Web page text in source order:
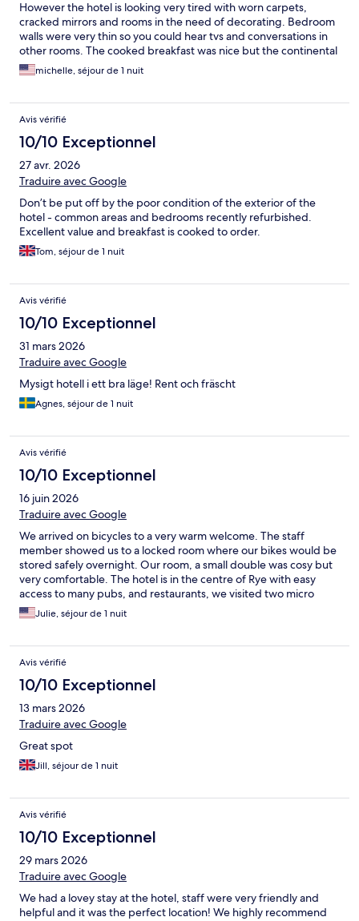
However the hotel is looking very tired with worn carpets,
cracked mirrors and rooms in the need of decorating. Bedroom
walls were very thin so you could hear tvs and conversations in
other rooms. The cooked breakfast was nice but the continental
breakfast was very basic. Overall our stay was comfortable but
the room was vey overpriced
michelle, séjour de 1 nuit
Avis vérifié
10/10 Exceptionnel
27 avr. 2026
Traduire avec Google
Don’t be put off by the poor condition of the exterior of the
hotel - common areas and bedrooms recently refurbished.
Excellent value and breakfast is cooked to order.
Tom, séjour de 1 nuit
Avis vérifié
10/10 Exceptionnel
31 mars 2026
Traduire avec Google
Mysigt hotell i ett bra läge! Rent och fräscht
Agnes, séjour de 1 nuit
Avis vérifié
10/10 Exceptionnel
16 juin 2026
Traduire avec Google
We arrived on bicycles to a very warm welcome. The staff
member showed us to a locked room where our bikes would be
stored safely overnight. Our room, a small double was cosy but
very comfortable. The hotel is in the centre of Rye with easy
access to many pubs, and restaurants, we visited two micro
brewery pubs - Waterworks, and Garage Culture Brewing Co.
There was a great selection of breakfast items including cooked
Julie, séjour de 1 nuit
Avis vérifié
10/10 Exceptionnel
13 mars 2026
Traduire avec Google
Great spot
Jill, séjour de 1 nuit
Avis vérifié
10/10 Exceptionnel
29 mars 2026
Traduire avec Google
We had a lovey stay at the hotel, staff were very friendly and
helpful and it was the perfect location! We highly recommend